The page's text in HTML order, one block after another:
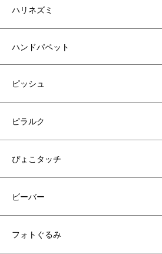
ハリネズミ
ハンドパペット
ピッシュ
ピラルク
ぴょこタッチ
ビーバー
フォトぐるみ